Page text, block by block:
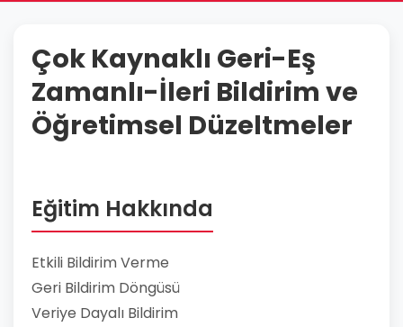
Çok Kaynaklı Geri-Eş
Zamanlı-İleri Bildirim ve
Öğretimsel Düzeltmeler
Eğitim Hakkında
Etkili Bildirim Verme
Geri Bildirim Döngüsü
Veriye Dayalı Bildirim